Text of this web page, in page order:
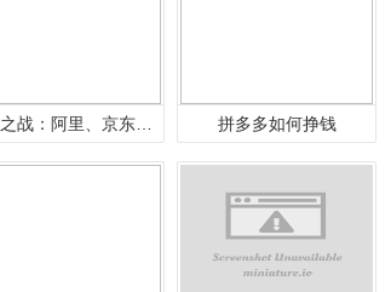
拼多多如何挣钱